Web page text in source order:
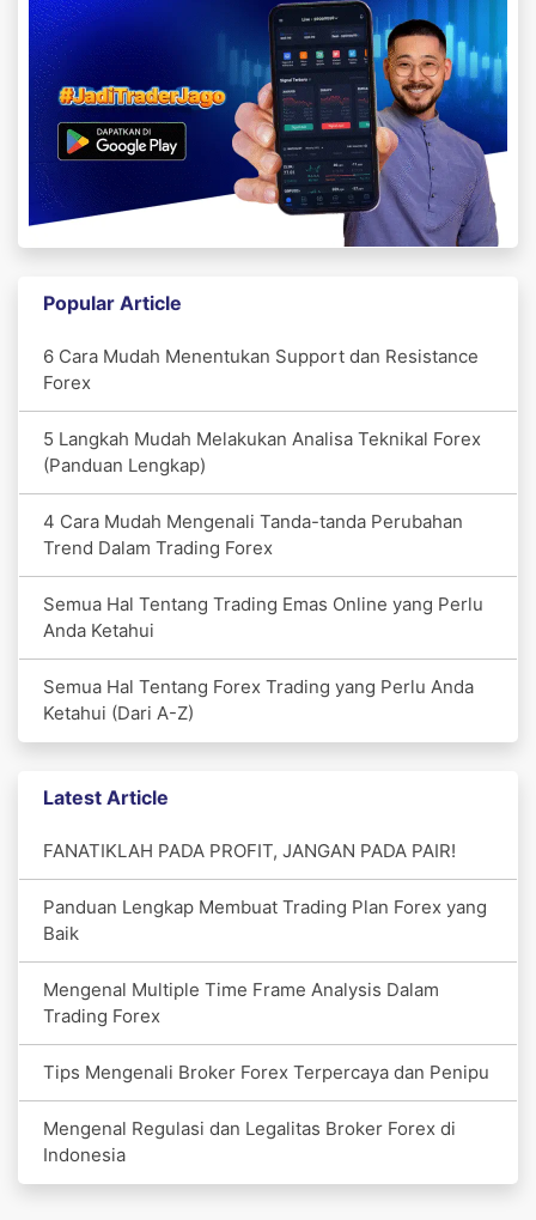
Popular Article
6 Cara Mudah Menentukan Support dan Resistance
Forex
5 Langkah Mudah Melakukan Analisa Teknikal Forex
(Panduan Lengkap)
4 Cara Mudah Mengenali Tanda-tanda Perubahan
Trend Dalam Trading Forex
Semua Hal Tentang Trading Emas Online yang Perlu
Anda Ketahui
Semua Hal Tentang Forex Trading yang Perlu Anda
Ketahui (Dari A-Z)
Latest Article
FANATIKLAH PADA PROFIT, JANGAN PADA PAIR!
Panduan Lengkap Membuat Trading Plan Forex yang
Baik
Mengenal Multiple Time Frame Analysis Dalam
Trading Forex
Tips Mengenali Broker Forex Terpercaya dan Penipu
Mengenal Regulasi dan Legalitas Broker Forex di
Indonesia